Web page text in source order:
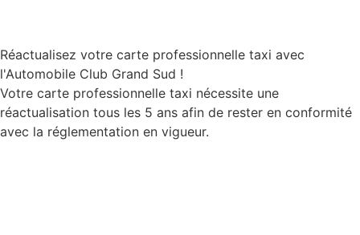
Réactualisez votre carte professionnelle taxi avec
l'Automobile Club Grand Sud !
Votre carte professionnelle taxi nécessite une
réactualisation tous les 5 ans afin de rester en conformité
avec la réglementation en vigueur.